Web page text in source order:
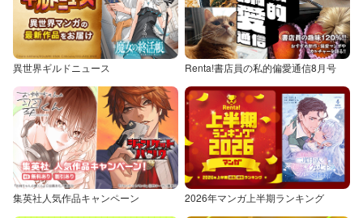
異世界ギルドニュース Renta!書店員の私的偏愛通信8月号
集英社人気作品キャンペーン 2026年マンガ上半期ランキング